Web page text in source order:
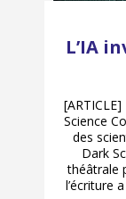
L’IA
Science
des
Dark
théâtrale
l’écriture